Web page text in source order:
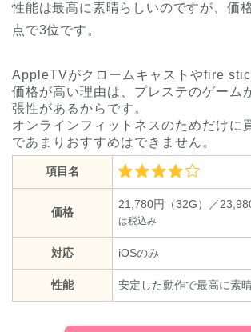
性能は最高に素晴らしいのですが、価
点で3位です。
AppleTVがクロームキャストやfire
価格が高い理由は、プレステのゲーム
張性があるからです。
オンラインフィットネスのためだけに
であまりおすすめはできません。
項目名
価格
21,780円（32G）／
は税込み
対応 iOSのみ
性能 安定した動作で最高に素